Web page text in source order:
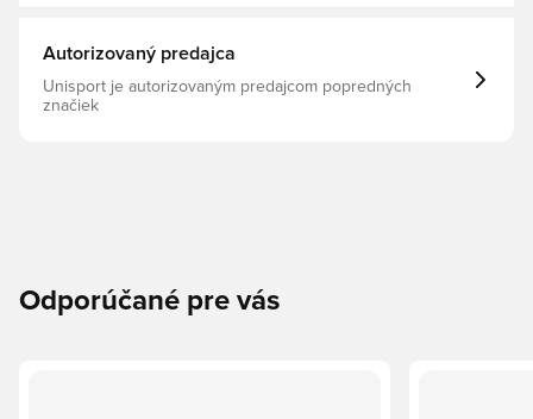
Autorizovaný predajca
Unisport je autorizovaným predajcom popredných
značiek
Odporúčané pre vás